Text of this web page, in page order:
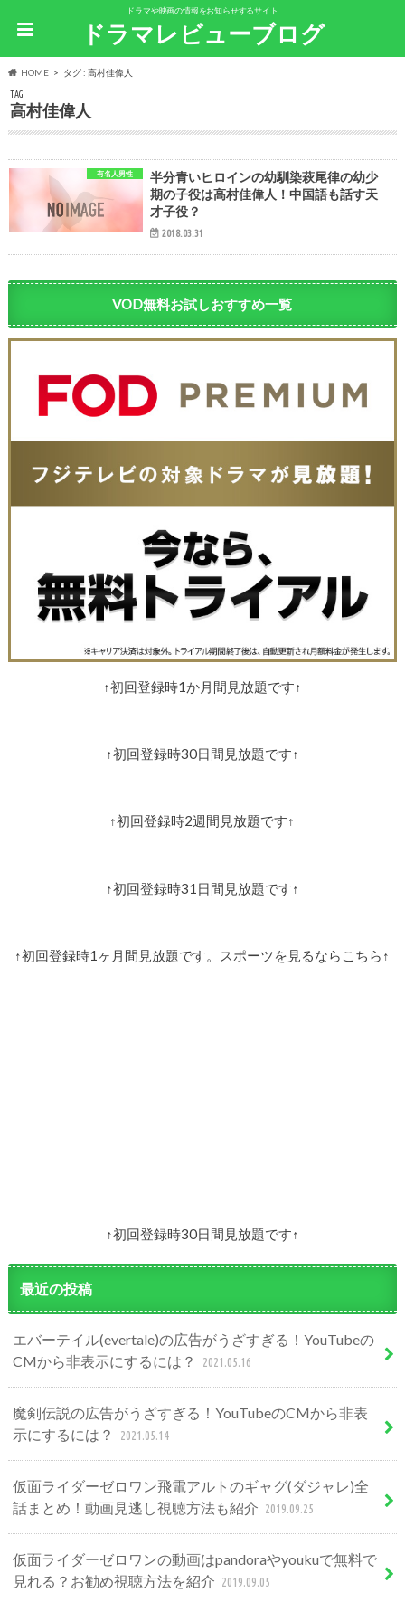
ドラマや映画の情報をお知らせするサイト
ドラマレビューブログ
HOME タグ : 高村佳偉人
TAG
高村佳偉人
有名人男性
半分青いヒロインの幼馴染萩尾律の幼少
期の子役は高村佳偉人！中国語も話す天
才子役？
2018.03.31
VOD無料お試しおすすめ一覧
↑初回登録時1か月間見放題です↑
↑初回登録時30日間見放題です↑
↑初回登録時2週間見放題です↑
↑初回登録時31日間見放題です↑
↑初回登録時1ヶ月間見放題です。スポーツを見るならこちら↑
↑初回登録時30日間見放題です↑
最近の投稿
エバーテイル(evertale)の広告がうざすぎる！YouTubeの
CMから非表示にするには？
2021.05.16
魔剣伝説の広告がうざすぎる！YouTubeのCMから非表
示にするには？
2021.05.14
仮面ライダーゼロワン飛電アルトのギャグ(ダジャレ)全
話まとめ！動画見逃し視聴方法も紹介 2019.09.25
仮面ライダーゼロワンの動画はpandoraやyoukuで無料で
見れる？お勧め視聴方法を紹介 2019.09.05